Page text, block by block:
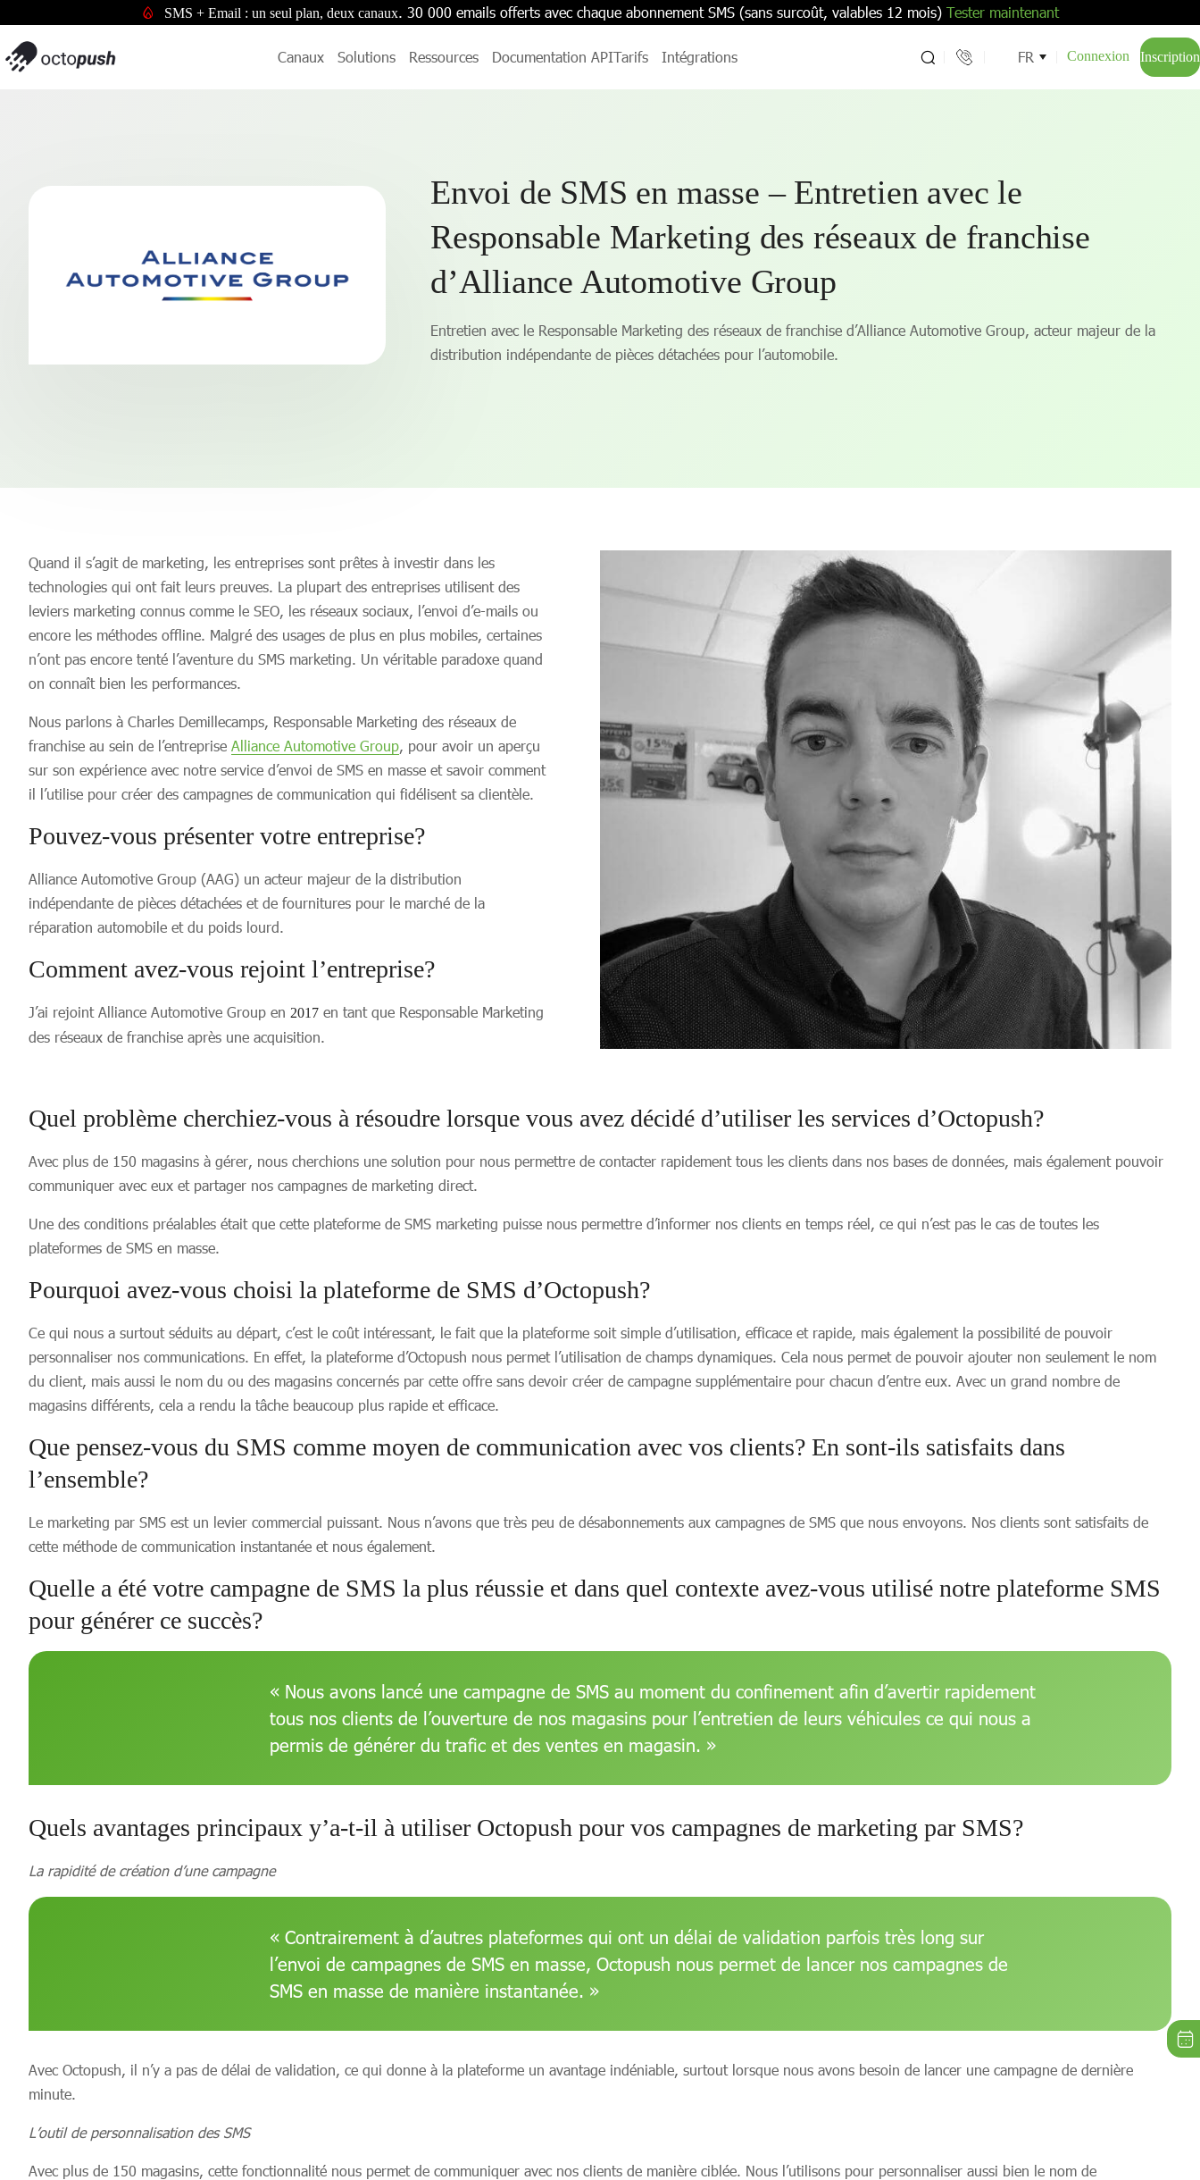
SMS + Email : un seul plan, deux canaux. 30 000 emails offerts avec chaque abonnement SMS (sans surcoût, valables 12 mois) Tester maintenant
Canaux Solutions Ressources Documentation APITarifs Intégrations FR Connexion Inscription
Envoi de SMS en masse – Entretien avec le
Responsable Marketing des réseaux de franchise
d’Alliance Automotive Group
Entretien avec le Responsable Marketing des réseaux de franchise d’Alliance Automotive Group, acteur majeur de la
distribution indépendante de pièces détachées pour l’automobile.
Quand il s’agit de marketing, les entreprises sont prêtes à investir dans les
technologies qui ont fait leurs preuves. La plupart des entreprises utilisent des
leviers marketing connus comme le SEO, les réseaux sociaux, l’envoi d’e-mails ou
encore les méthodes offline. Malgré des usages de plus en plus mobiles, certaines
n’ont pas encore tenté l’aventure du SMS marketing. Un véritable paradoxe quand
on connaît bien les performances.
Nous parlons à Charles Demillecamps, Responsable Marketing des réseaux de
franchise au sein de l’entreprise Alliance Automotive Group, pour avoir un aperçu
sur son expérience avec notre service d’envoi de SMS en masse et savoir comment
il l’utilise pour créer des campagnes de communication qui fidélisent sa clientèle.
Pouvez-vous présenter votre entreprise?
Alliance Automotive Group (AAG) un acteur majeur de la distribution
indépendante de pièces détachées et de fournitures pour le marché de la
réparation automobile et du poids lourd.
Comment avez-vous rejoint l’entreprise?
J’ai rejoint Alliance Automotive Group en 2017 en tant que Responsable Marketing
des réseaux de franchise après une acquisition.
Quel problème cherchiez-vous à résoudre lorsque vous avez décidé d’utiliser les services d’Octopush?
Avec plus de 150 magasins à gérer, nous cherchions une solution pour nous permettre de contacter rapidement tous les clients dans nos bases de données, mais également pouvoir
communiquer avec eux et partager nos campagnes de marketing direct.
Une des conditions préalables était que cette plateforme de SMS marketing puisse nous permettre d’informer nos clients en temps réel, ce qui n’est pas le cas de toutes les
plateformes de SMS en masse.
Pourquoi avez-vous choisi la plateforme de SMS d’Octopush?
Ce qui nous a surtout séduits au départ, c’est le coût intéressant, le fait que la plateforme soit simple d’utilisation, efficace et rapide, mais également la possibilité de pouvoir
personnaliser nos communications. En effet, la plateforme d’Octopush nous permet l’utilisation de champs dynamiques. Cela nous permet de pouvoir ajouter non seulement le nom
du client, mais aussi le nom du ou des magasins concernés par cette offre sans devoir créer de campagne supplémentaire pour chacun d’entre eux. Avec un grand nombre de
magasins différents, cela a rendu la tâche beaucoup plus rapide et efficace.
Que pensez-vous du SMS comme moyen de communication avec vos clients? En sont-ils satisfaits dans
l’ensemble?
Le marketing par SMS est un levier commercial puissant. Nous n’avons que très peu de désabonnements aux campagnes de SMS que nous envoyons. Nos clients sont satisfaits de
cette méthode de communication instantanée et nous également.
Quelle a été votre campagne de SMS la plus réussie et dans quel contexte avez-vous utilisé notre plateforme SMS
pour générer ce succès?
« Nous avons lancé une campagne de SMS au moment du confinement afin d’avertir rapidement
tous nos clients de l’ouverture de nos magasins pour l’entretien de leurs véhicules ce qui nous a
permis de générer du trafic et des ventes en magasin. »
Quels avantages principaux y’a-t-il à utiliser Octopush pour vos campagnes de marketing par SMS?
La rapidité de création d’une campagne
« Contrairement à d’autres plateformes qui ont un délai de validation parfois très long sur
l’envoi de campagnes de SMS en masse, Octopush nous permet de lancer nos campagnes de
SMS en masse de manière instantanée. »
Avec Octopush, il n’y a pas de délai de validation, ce qui donne à la plateforme un avantage indéniable, surtout lorsque nous avons besoin de lancer une campagne de dernière
minute.
L’outil de personnalisation des SMS
Avec plus de 150 magasins, cette fonctionnalité nous permet de communiquer avec nos clients de manière ciblée. Nous l’utilisons pour personnaliser aussi bien le nom de